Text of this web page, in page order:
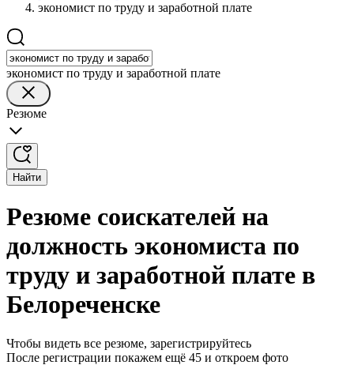
экономист по труду и заработной плате
экономист по труду и заработной плате
Резюме
Найти
Резюме соискателей на
должность экономиста по
труду и заработной плате в
Белореченске
Чтобы видеть все резюме, зарегистрируйтесь
После регистрации покажем ещё 45 и откроем фото